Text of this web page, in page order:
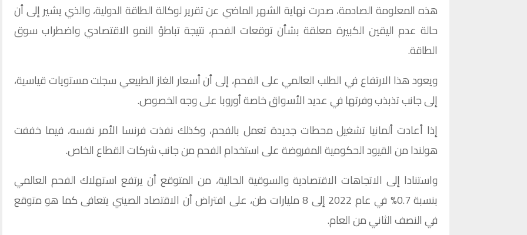
هذه المعلومة الصادمة، صدرت نهاية الشهر الماضي عن تقرير لوكالة الطاقة الدولية، والذي يشير إلى أن
حالة عدم اليقين الكبيرة معلقة بشأن توقعات الفحم، نتيجة تباطؤ النمو الاقتصادي واضطراب سوق
الطاقة.
ويعود هذا الارتفاع في الطلب العالمي على الفحم، إلى أن أسعار الغاز الطبيعي سجلت مستويات قياسية،
إلى جانب تذبذب وفرتها في عديد الأسواق خاصة أوروبا على وجه الخصوص.
إذا أعادت ألمانيا تشغيل محطات جديدة تعمل بالفحم، وكذلك نفذت فرنسا الأمر نفسه، فيما خففت
هولندا من القيود الحكومية المفروضة على استخدام الفحم من جانب شركات القطاع الخاص.
واستنادا إلى الاتجاهات الاقتصادية والسوقية الحالية، من المتوقع أن يرتفع استهلاك الفحم العالمي
بنسبة 0.7% في عام 2022 إلى 8 مليارات طن، على افتراض أن الاقتصاد الصيني يتعافى كما هو متوقع
في النصف الثاني من العام.